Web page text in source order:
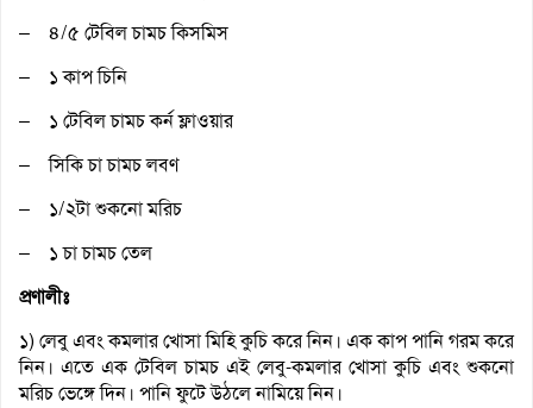
– ৪/৫ টেবিল চামচ কিসমিস
– ১ কাপ চিনি
– ১ টেবিল চামচ কর্ন ফ্লাওয়ার
– সিকি চা চামচ লবণ
– ১/২টা শুকনো মরিচ
– ১ চা চামচ তেল
প্রণালীঃ
১) লেবু এবং কমলার খোসা মিহি কুচি করে নিন। এক কাপ পানি গরম করে
নিন। এতে এক টেবিল চামচ এই লেবু-কমলার খোসা কুচি এবং শুকনো
মরিচ ভেঙ্গে দিন। পানি ফুটে উঠলে নামিয়ে নিন।